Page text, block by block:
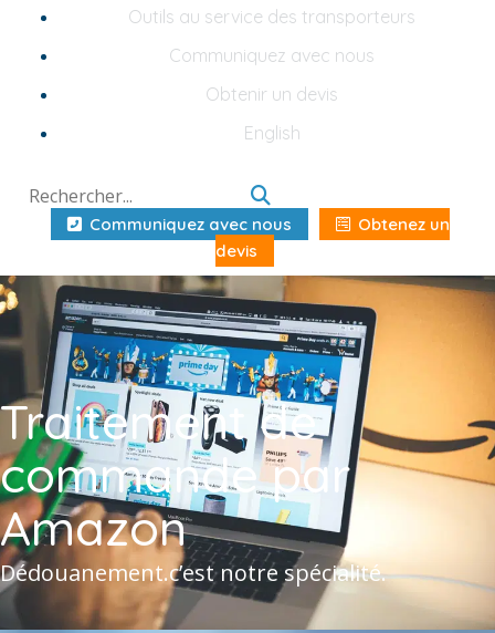
Outils au service des transporteurs
Communiquez avec nous
Obtenir un devis
English
Communiquez avec nous
Obtenez un
devis
Traitement de
commande par
Amazon
Dédouanement.c’est notre spécialité.